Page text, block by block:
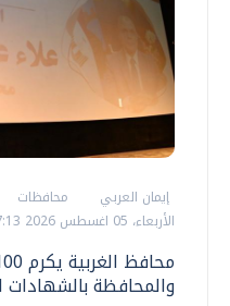
إيمان العربي
محافظات
الأربعاء، 05 اغسطس 2026 07:13 م
والمحافظة بالشهادات